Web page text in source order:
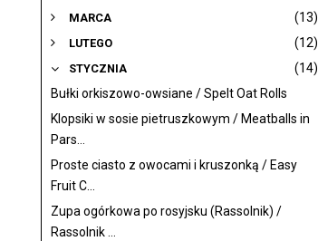
MARCA (13)
LUTEGO (12)
STYCZNIA
(14)
Bułki orkiszowo-owsiane / Spelt Oat Rolls
Klopsiki w sosie pietruszkowym / Meatballs in
Pars...
Proste ciasto z owocami i kruszonką / Easy
Fruit C...
Zupa ogórkowa po rosyjsku (Rassolnik) /
Rassolnik ...